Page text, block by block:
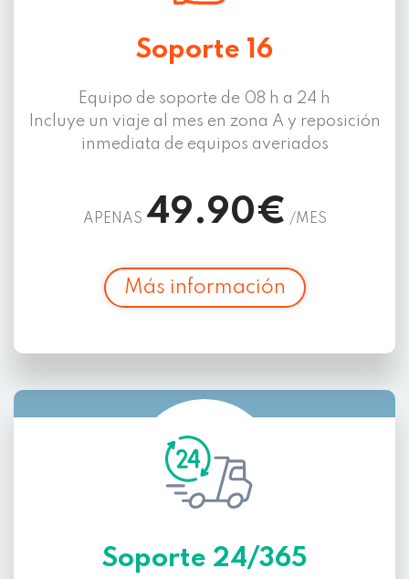
Soporte 16
Equipo de soporte de 08 h a 24 h
Incluye un viaje al mes en zona A y reposición
inmediata de equipos averiados
APENAS 49.90€ /MES
Más información
Soporte 24/365